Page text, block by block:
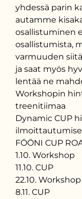
yhdessä parin
autamme
osallistuminen
osallistumista,
varmuuden
ja saat myös
lentää ne
Workshopin
treenitiimaa
Dynamic CUP
FÖÖNI CUP
1.10. Workshop
11.10. CUP
22.10. Workshop
8.11. CUP